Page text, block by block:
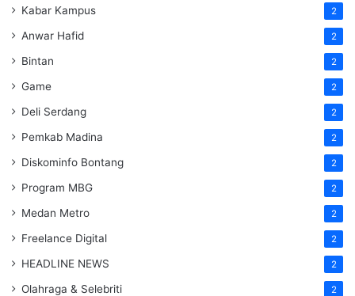
Kabar Kampus 2
Anwar Hafid 2
Bintan 2
Game 2
Deli Serdang 2
Pemkab Madina 2
Diskominfo Bontang 2
Program MBG 2
Medan Metro 2
Freelance Digital 2
HEADLINE NEWS 2
Olahraga & Selebriti 2